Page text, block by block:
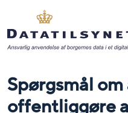
Spørgsmål
offentliggøre